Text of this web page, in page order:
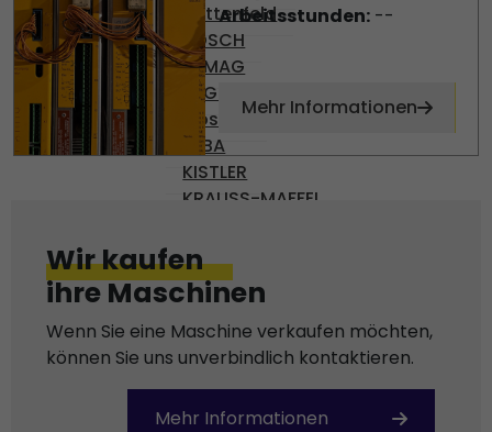
Battenfeld
BOSCH
DEMAG
ENGEL
Gossen
KEBA
KISTLER
KRAUSS-MAFFEI
PHILIPS
PILZ
REXROTH
SCHROFF
SEPRO
SICK
SIEMENS
Arbeitsstunden:--
Mehr Informationen
Wir kaufen
ihre Maschinen
Wenn Sie eine Maschine verkaufen möchten,
können Sie uns unverbindlich kontaktieren.
Mehr Informationen